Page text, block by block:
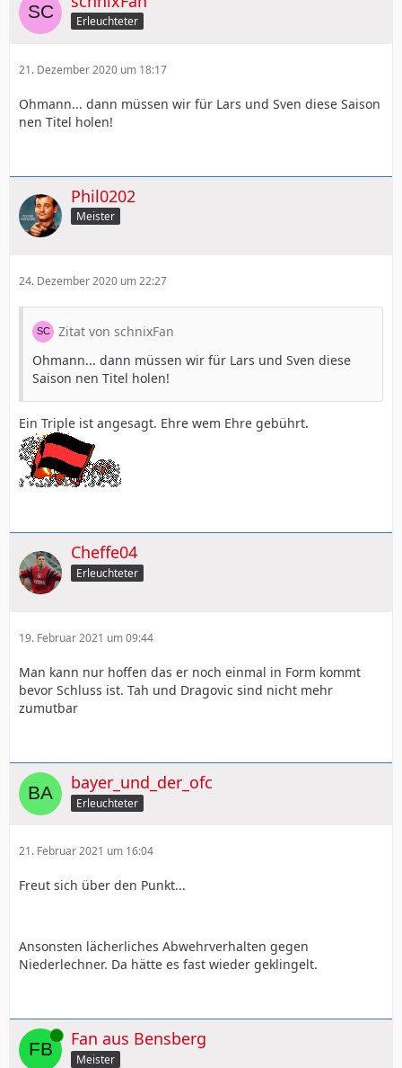
Erleuchteter
21. Dezember 2020 um 18:17
Ohmann... dann müssen wir für Lars und Sven diese Saison
nen Titel holen!
Phil0202
Meister
24. Dezember 2020 um 22:27
Zitat von schnixFan
Ohmann... dann müssen wir für Lars und Sven diese
Saison nen Titel holen!
Ein Triple ist angesagt. Ehre wem Ehre gebührt.
Cheffe04
Erleuchteter
19. Februar 2021 um 09:44
Man kann nur hoffen das er noch einmal in Form kommt
bevor Schluss ist. Tah und Dragovic sind nicht mehr
zumutbar
bayer_und_der_ofc
Erleuchteter
21. Februar 2021 um 16:04
Freut sich über den Punkt...
Ansonsten lächerliches Abwehrverhalten gegen
Niederlechner. Da hätte es fast wieder geklingelt.
Online Fan aus Bensberg
Meister